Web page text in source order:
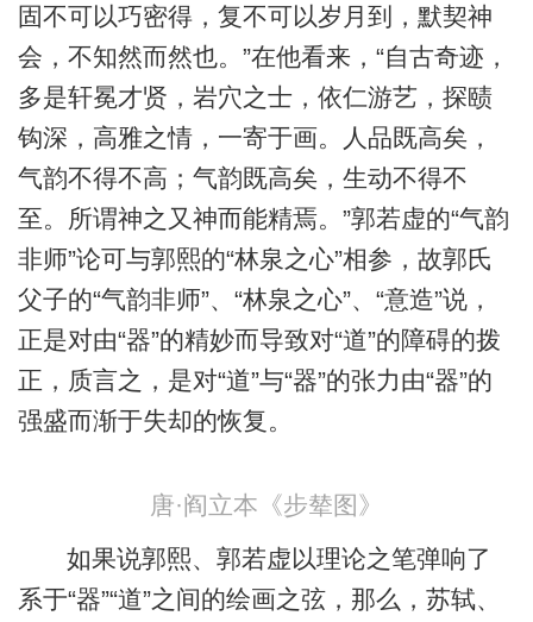
固不可以巧密得，复不可以岁月到，默契神
会，不知然而然也。”在他看来，“自古奇迹，
多是轩冕才贤，岩穴之士，依仁游艺，探赜
钩深，高雅之情，一寄于画。人品既高矣，
气韵不得不高；气韵既高矣，生动不得不
至。所谓神之又神而能精焉。”郭若虚的“气韵
非师”论可与郭熙的“林泉之心”相参，故郭氏
父子的“气韵非师”、“林泉之心”、“意造”说，
正是对由“器”的精妙而导致对“道”的障碍的拨
正，质言之，是对“道”与“器”的张力由“器”的
强盛而渐于失却的恢复。
唐·阎立本《步辇图》
如果说郭熙、郭若虚以理论之笔弹响了
系于“器”“道”之间的绘画之弦，那么，苏轼、